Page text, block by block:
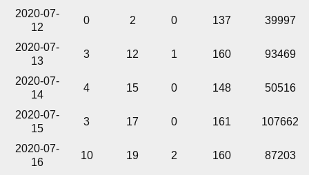
2020-07-
12
0 2 0 137 39997
2020-07-
13
3 12 1 160 93469
2020-07-
14
4 15 0 148 50516
2020-07-
15
3 17 0 161 107662
2020-07-
16
10 19 2 160 87203